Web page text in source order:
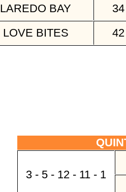
LAREDO BAY
LOVE BITES
3 - 5 - 12 - 11 - 1